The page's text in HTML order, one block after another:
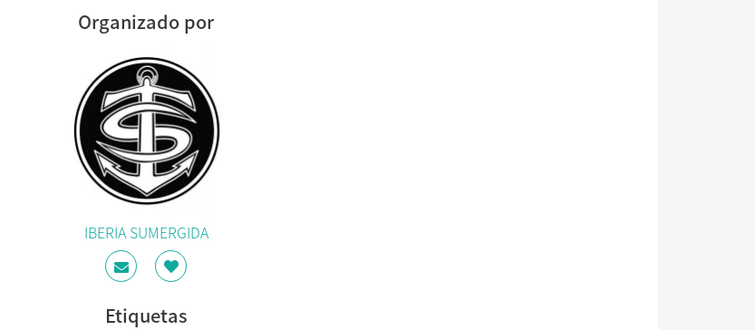
Organizado por
IBERIA SUMERGIDA
Etiquetas